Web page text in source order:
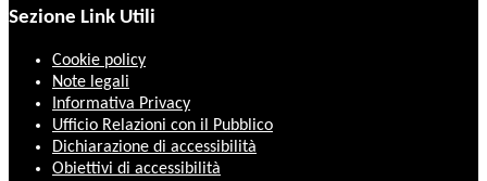
Sezione Link Utili
Cookie policy
Note legali
Informativa Privacy
Ufficio Relazioni con il Pubblico
Dichiarazione di accessibilità
Obiettivi di accessibilità